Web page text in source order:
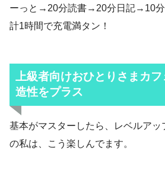
ーっと→20分読書→20分日記→10分
計1時間で充電満タン！
上級者向けおひとりさまカフ
造性をプラス
基本がマスターしたら、レベルアッ
の私は、こう楽しんでます。